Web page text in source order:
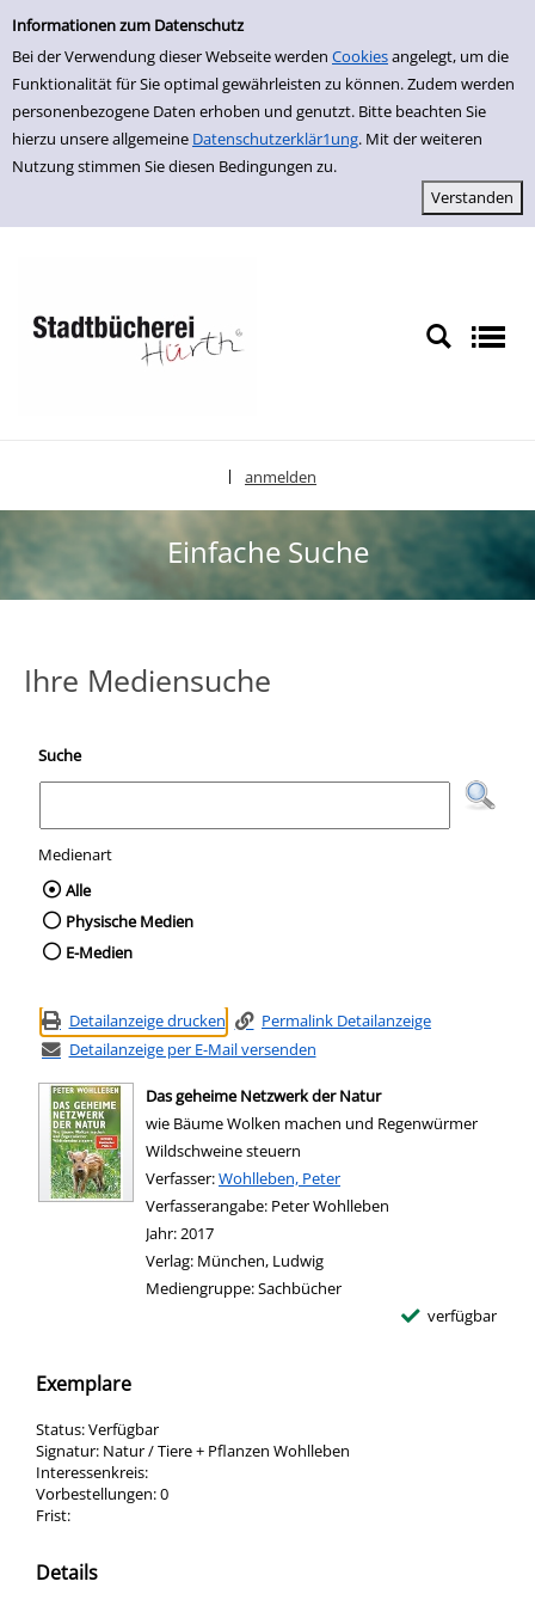
Einfache Suche
Informationen zum Datenschutz
Bei der Verwendung dieser Webseite werden Cookiesangelegt, um die
Funktionalität für Sie optimal gewährleisten zu können. Zudem werden
personenbezogene Daten erhoben und genutzt. Bitte beachten Sie
hierzu unsere allgemeine Datenschutzerklär1ung. Mit der weiteren
Nutzung stimmen Sie diesen Bedingungen zu.
zur Navigation springen
zum Inhalt springen
Zur Detailanzeige springen
anmelden
Einfache Suche
Ihre Mediensuche
Suche
Medienart
Wählen Sie die Medienart nach der Sie
Alle
Physische Medien
E-Medien
Detailanzeige drucken
Permalink Detailanzeige
Detailanzeige per E-Mail versenden
Das geheime Netzwerk der Natur
wie Bäume Wolken machen und Regenwürmer
Wildschweine steuern
Verfasser:Suche nach diesem Verfasser
Wohlleben, Peter
Verfasserangabe: Peter Wohlleben
Jahr:2017
Verlag: München, Ludwig
Mediengruppe:Sachbücher
verfügbar
Exemplare
Status:Verfügbar
Signatur: Natur / Tiere + Pflanzen Wohlleben
Interessenkreis:
Vorbestellungen:0
Frist:
Details